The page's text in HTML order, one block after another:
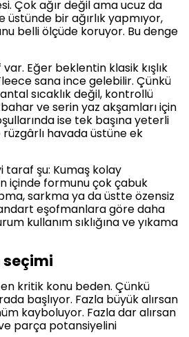
Çok ağır değil ama ucuz da
üstünde bir ağırlık yapmıyor,
belli ölçüde koruyor. Bu denge
Eğer beklentin klasik kışlık
sana ince gelebilir. Çünkü
sıcaklık değil, kontrollü
ve serin yaz akşamları için
ise tek başına yeterli
havada üstüne ek
taraf şu: Kumaş kolay
içinde formunu çok çabuk
sarkma ya da üstte özensiz
eşofmanlara göre daha
kullanım sıklığına ve yıkama
seçimi
kritik konu beden. Çünkü
başlıyor. Fazla büyük alırsan
kayboluyor. Fazla dar alırsan
parça potansiyelini